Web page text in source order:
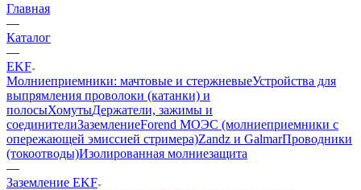
Главная
—
Каталог
—
EKF
Молниеприемники: мачтовые и стержневыеУстройства для
выпрямления проволоки (катанки) и
полосыХомутыДержатели, зажимы и
соединителиЗаземлениеForend МОЭС (молниеприемники с
опережающей эмиссией стримера)Zandz и GalmarПроводники
(токоотводы)Изолированная молниезащита
—
Заземление EKF